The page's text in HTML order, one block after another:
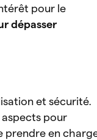
pour le
dépasser
et sécurité.
aspects pour
prendre en